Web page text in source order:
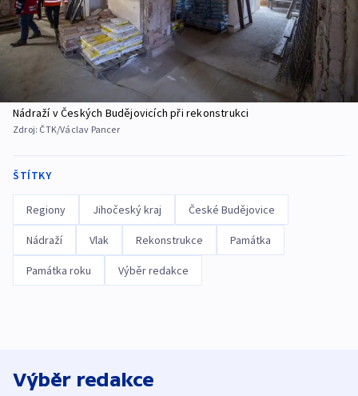
Nádraží v Českých Budějovicích při rekonstrukci
Zdroj: ČTK/Václav Pancer
ŠTÍTKY
Regiony Jihočeský kraj České Budějovice
Nádraží Vlak Rekonstrukce Památka
Památka roku Výběr redakce
Výběr redakce